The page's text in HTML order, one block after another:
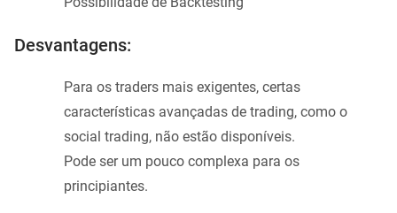
Desvantagens:
Para os traders mais exigentes, certas
características avançadas de trading, como o
social trading, não estão disponíveis.
Pode ser um pouco complexa para os
principiantes.